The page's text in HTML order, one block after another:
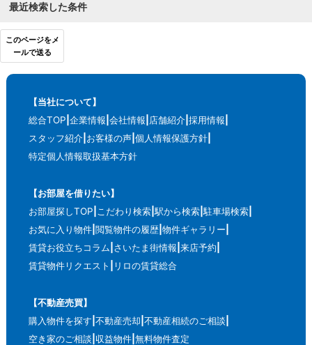
最近検索した条件
このページをメ
ールで送る
【当社について】
総合TOP 企業情報 会社情報 店舗紹介 採用情報
スタッフ紹介 お客様の声 個人情報保護方針
特定個人情報取扱基本方針
【お部屋を借りたい】
お部屋探しTOP こだわり検索 駅から検索 駐車場検索
お気に入り物件 閲覧物件の履歴 物件ギャラリー
賃貸お役立ちコラム さいたま街情報 来店予約
賃貸物件リクエスト
リロの賃貸総合
【不動産売買】
購入物件を探す 不動産売却 不動産相続のご相談
空き家のご相談 収益物件 無料物件査定